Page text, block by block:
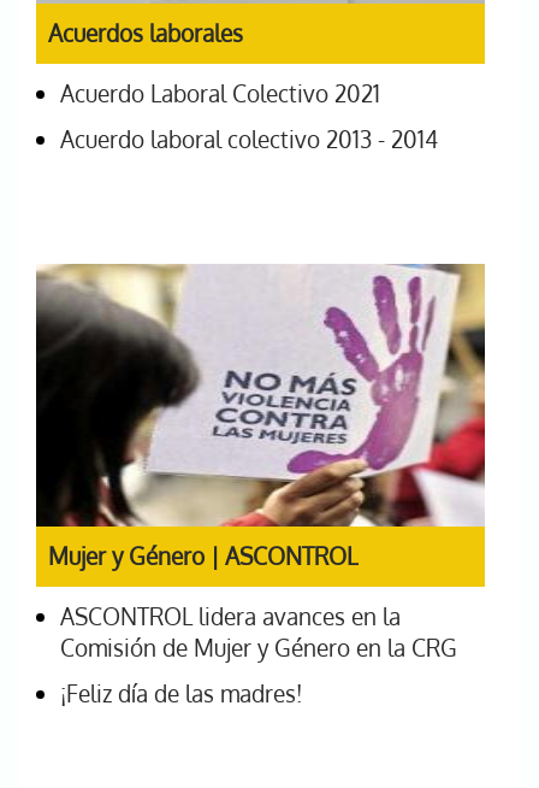
Acuerdos laborales
Acuerdo Laboral Colectivo 2021
Acuerdo laboral colectivo 2013 - 2014
Mujer y Género | ASCONTROL
ASCONTROL lidera avances en la
Comisión de Mujer y Género en la CRG
¡Feliz día de las madres!